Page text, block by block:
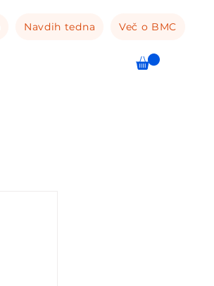
Navdih tedna Več o BMC